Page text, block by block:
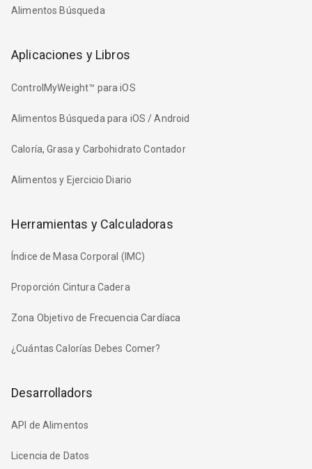
Alimentos Búsqueda
Aplicaciones y Libros
ControlMyWeight™ para iOS
Alimentos Búsqueda para iOS / Android
Caloría, Grasa y Carbohidrato Contador
Alimentos y Ejercicio Diario
Herramientas y Calculadoras
Índice de Masa Corporal (IMC)
Proporción Cintura Cadera
Zona Objetivo de Frecuencia Cardíaca
¿Cuántas Calorías Debes Comer?
Desarrolladors
API de Alimentos
Licencia de Datos